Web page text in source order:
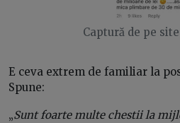
Captură de pe
E ceva extrem de familiar la
Spune:
„Sunt foarte multe chestii la